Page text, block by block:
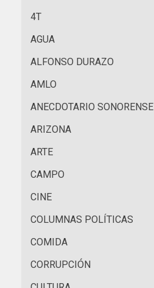
4T
AGUA
ALFONSO DURAZO
AMLO
ANECDOTARIO SONORENSE
ARIZONA
ARTE
CAMPO
CINE
COLUMNAS POLÍTICAS
COMIDA
CORRUPCIÓN